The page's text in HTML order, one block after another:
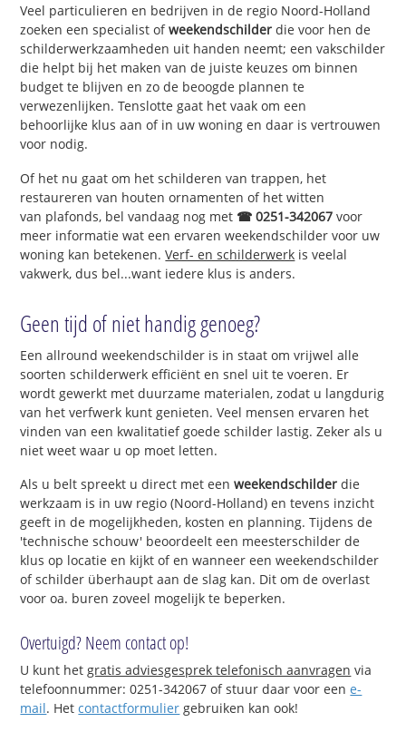
Veel particulieren en bedrijven in de regio Noord-Holland
zoeken een specialist ofweekendschilder die voor hen de
schilderwerkzaamheden uit handen neemt; een vakschilder
die helpt bij het maken van de juiste keuzes om binnen
budget te blijven en zo de beoogde plannen te
verwezenlijken. Tenslotte gaat het vaak om een
behoorlijke klus aan of in uw woning en daar is vertrouwen
voor nodig.
Of het nu gaat om het schilderen van trappen, het
restaureren van houten ornamenten of het witten
van plafonds, bel vandaag nog met ☎ 0251-342067 voor
meer informatie wat een ervaren weekendschilder voor uw
woning kan betekenen.Verf- en schilderwerk is veelal
vakwerk, dus bel...want iedere klus is anders.
Geen tijd of niet handig genoeg?
Een allround weekendschilder is in staat om vrijwel alle
soorten schilderwerk efficiënt en snel uit te voeren. Er
wordt gewerkt met duurzame materialen, zodat u langdurig
van het verfwerk kunt genieten. Veel mensen ervaren het
vinden van een kwalitatief goede schilder lastig. Zeker als u
niet weet waar u op moet letten.
Als u belt spreekt u direct met eenweekendschilder die
werkzaam is in uw regio (Noord-Holland) en tevens inzicht
geeft in de mogelijkheden, kosten en planning. Tijdens de
'technische schouw' beoordeelt een meesterschilder de
klus op locatie en kijkt of en wanneer een weekendschilder
of schilder überhaupt aan de slag kan. Dit om de overlast
voor oa. buren zoveel mogelijk te beperken.
Overtuigd? Neem contact op!
U kunt hetgratis adviesgesprek telefonisch aanvragen via
telefoonnummer: 0251-342067 of stuur daar voor eene-
mail. Hetcontactformulier gebruiken kan ook!